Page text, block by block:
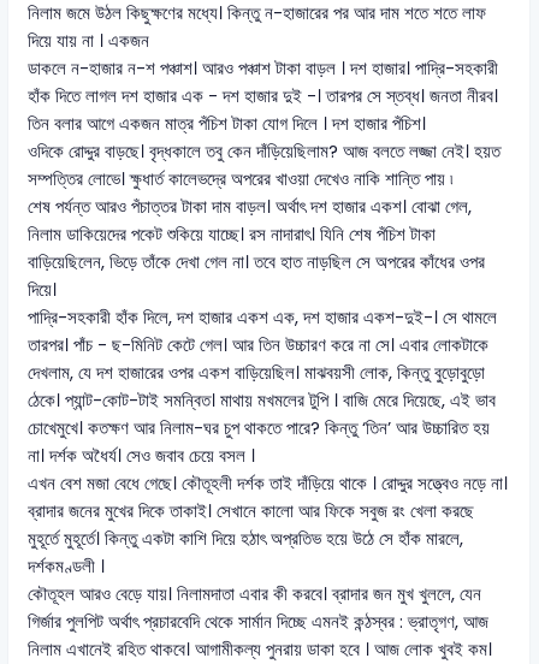
নিলাম জমে উঠল কিছুক্ষণের মধ্যে। কিন্তু ন-হাজারের পর আর দাম শতে শতে লাফ
দিয়ে যায় না । একজন
ডাকলে ন-হাজার ন-শ পঞ্চাশ। আরও পঞ্চাশ টাকা বাড়ল । দশ হাজার। পাদ্রি-সহকারী
হাঁক দিতে লাগল দশ হাজার এক - দশ হাজার দুই -। তারপর সে স্তব্ধ। জনতা নীরব।
তিন বলার আগে একজন মাত্র পঁচিশ টাকা যোগ দিলে । দশ হাজার পঁচিশ।
ওদিকে রোদ্দুর বাড়ছে। বৃদ্ধকালে তবু কেন দাঁড়িয়েছিলাম? আজ বলতে লজ্জা নেই। হয়ত
সম্পত্তির লোভে। ক্ষুধার্ত কালেভদ্রে অপরের খাওয়া দেখেও নাকি শান্তি পায় ৷
শেষ পর্যন্ত আরও পঁচাত্তর টাকা দাম বাড়ল। অর্থাৎ দশ হাজার একশ। বোঝা গেল,
নিলাম ডাকিয়েদের পকেট শুকিয়ে যাচ্ছে। রস নাদারাৎ। যিনি শেষ পঁচিশ টাকা
বাড়িয়েছিলেন, ভিড়ে তাঁকে দেখা গেল না। তবে হাত নাড়ছিল সে অপরের কাঁধের ওপর
দিয়ে।
পাদ্রি-সহকারী হাঁক দিলে, দশ হাজার একশ এক, দশ হাজার একশ-দুই-। সে থামলে
তারপর। পাঁচ - ছ-মিনিট কেটে গেল। আর তিন উচ্চারণ করে না সে। এবার লোকটাকে
দেখলাম, যে দশ হাজারের ওপর একশ বাড়িয়েছিল। মাঝবয়সী লোক, কিন্তু বুড়োবুড়ো
ঠেকে। প্যান্ট-কোট-টাই সমন্বিত। মাথায় মখমলের টুপি । বাজি মেরে দিয়েছে, এই ভাব
চোখেমুখে। কতক্ষণ আর নিলাম-ঘর চুপ থাকতে পারে? কিন্তু ‘তিন’ আর উচ্চারিত হয়
না। দর্শক অধৈর্য। সেও জবাব চেয়ে বসল ।
এখন বেশ মজা বেধে গেছে। কৌতূহলী দর্শক তাই দাঁড়িয়ে থাকে । রোদ্দুর সত্ত্বেও নড়ে না।
ব্রাদার জনের মুখের দিকে তাকাই। সেখানে কালো আর ফিকে সবুজ রং খেলা করছে
মুহূর্তে মুহূর্তে। কিন্তু একটা কাশি দিয়ে হঠাৎ অপ্রতিভ হয়ে উঠে সে হাঁক মারলে,
দর্শকমণ্ডলী ।
কৌতূহল আরও বেড়ে যায়। নিলামদাতা এবার কী করবে। ব্রাদার জন মুখ খুললে, যেন
গির্জার পুলপিট অর্থাৎ প্রচারবেদি থেকে সার্মান দিচ্ছে এমনই কন্ঠস্বর : ভ্রাতৃগণ, আজ
নিলাম এখানেই রহিত থাকবে। আগামীকল্য পুনরায় ডাকা হবে । আজ লোক খুবই কম।